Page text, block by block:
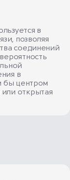
в
позволяя
соединений
в
бы центром
открытая